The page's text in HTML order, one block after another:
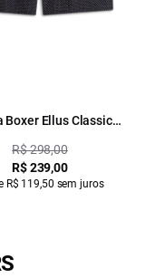
Boxer Ellus Classic
R$ 298,00
R$ 239,00
R$ 119,50 sem juros